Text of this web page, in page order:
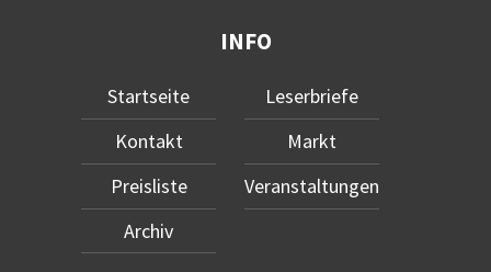
INFO
Startseite
Kontakt
Preisliste
Archiv
Leserbriefe
Markt
Veranstaltungen